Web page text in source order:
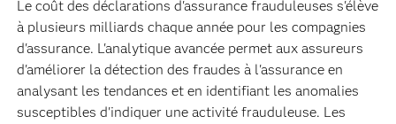
Le coût des déclarations d'assurance frauduleuses s'élève
à plusieurs milliards chaque année pour les compagnies
d'assurance. L'analytique avancée permet aux assureurs
d'améliorer la détection des fraudes à l'assurance en
analysant les tendances et en identifiant les anomalies
susceptibles d'indiquer une activité frauduleuse. Les